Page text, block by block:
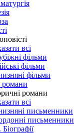
всі
фільми
фільми
фільми
романи
романи
всі
письменники
письменники